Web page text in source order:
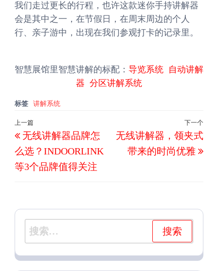
我们走过更长的行程，也许这款迷你手持讲解器
会是其中之一，在节假日，在周末周边的个人
行、亲子游中，出现在我们参观打卡的记录里。
智慧展馆里智慧讲解的标配： 导览系统 自动讲解
器 分区讲解系统
标签 讲解系统
文
章
导
航
上
一
篇
文
上一篇
无线讲解器品牌怎
么选？INDOORLINK
等3个品牌值得关注
下
一
下一个
无线讲解器，领夹式
带来的时尚优雅
搜
索：